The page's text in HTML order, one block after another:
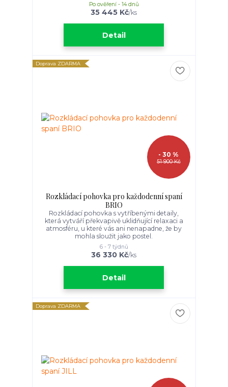
35 445 Kč/ks
Po ověření - 14 dnů
Detail
Doprava ZDARMA
51 900 Kč
- 30 %
Rozkládací pohovka pro každodenní spaní
BRIO
Rozkládací pohovka s vytříbenými detaily,
která vytváří překvapivě uklidňující relaxaci a
atmosféru, u které vás ani nenapadne, že by
mohla sloužit jako postel.
36 330 Kč/ks
6 - 7 týdnů
Detail
Doprava ZDARMA